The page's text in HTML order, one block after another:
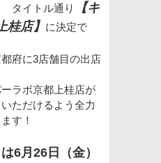
タイトル通り
【キ
桂店】 に決定で
府に3店舗目の出店
ラボ京都上桂店が
ただけるよう全力
す！
6月26日（金）